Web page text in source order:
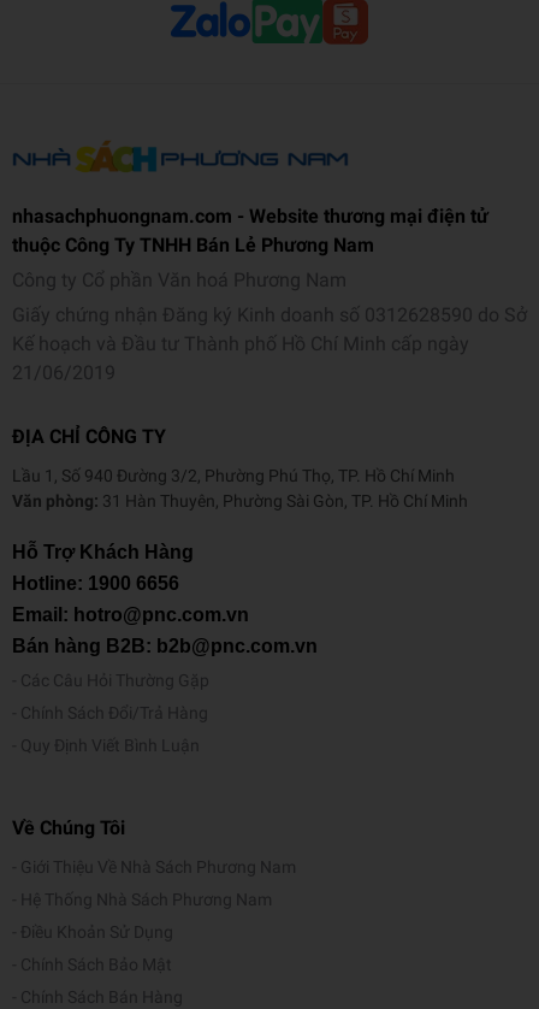
nhasachphuongnam.com - Website thương mại điện tử
thuộc Công Ty TNHH Bán Lẻ Phương Nam
Công ty Cổ phần Văn hoá Phương Nam
Giấy chứng nhận Đăng ký Kinh doanh số 0312628590 do Sở
Kế hoạch và Đầu tư Thành phố Hồ Chí Minh cấp ngày
21/06/2019
ĐỊA CHỈ CÔNG TY
Lầu 1, Số 940 Đường 3/2, Phường Phú Thọ, TP. Hồ Chí Minh
Văn phòng: 31 Hàn Thuyên, Phường Sài Gòn, TP. Hồ Chí Minh
Hỗ Trợ Khách Hàng
Hotline: 1900 6656
Email: hotro@pnc.com.vn
Bán hàng B2B: b2b@pnc.com.vn
Các Câu Hỏi Thường Gặp
Chính Sách Đổi/Trả Hàng
Quy Định Viết Bình Luận
Về Chúng Tôi
Giới Thiệu Về Nhà Sách Phương Nam
Hệ Thống Nhà Sách Phương Nam
Điều Khoản Sử Dụng
Chính Sách Bảo Mật
Chính Sách Bán Hàng